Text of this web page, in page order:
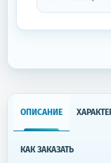
ОПИСАНИЕ
КАК ЗАКАЗАТЬ